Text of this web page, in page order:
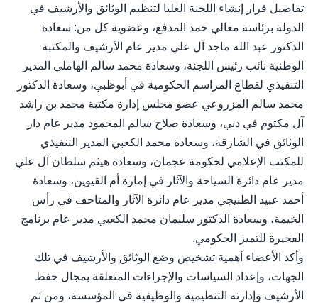
تفاصيل قرار إنشاء اللجنة العليا لتنظيم الوثائق والأرشيف في
الدولة برئاسة معالي حمد المدفع، وعضوية كل من: سعادة
الدكتور عبد الله ماجد آل علي مدير عام الأرشيف والمكتبة
الوطنية نائب رئيس اللجنة، وسعادة محمد سالم الهاملي المدير
التنفيذي لقطاع المراسم الحكومية في أبوظبي، وسعادة الدكتور
محمد سالم المزروعي عضو مجلس إدارة مكتبة محمد بن راشد
آل مكتوم في دبي، وسعادة صلاح سالم المحمود مدير عام دار
الوثائق في الشارقة، وسعادة محمد الكعبي المدير التنفيذي
للمكتب الإعلامي لحكومة عجمان، وسعادة هيثم سلطان آل علي
مدير عام دائرة السياحة والآثار في إمارة أم القيوين، وسعادة
أحمد عبيد الطنيجي مدير عام دائرة الآثار والمتاحف في رأس
الخيمة، وسعادة الدكتور سليمان محمد الكعبي مدير عام برنامج
الفجيرة للتميز الحكومي.
وأكد الأعضاء أهمية تشخيص وضع الوثائق والأرشيف في تلك
الجهات، وإعداد السياسات والإجراءات المتعلقة بمجال حفظ
الأرشيف وإدارته التنظيمية والوظيفية في المؤسسة، ومن ثم